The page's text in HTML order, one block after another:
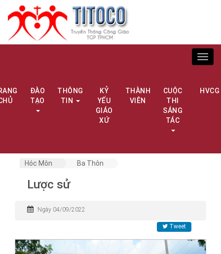
ĐÀO
TẠO
THÔNG
TIN
KỶ
YẾU
GIÁO
XỨ
THÀNH
VIÊN
CUỘC
THI
SÁNG
TÁC
HVCG
Hóc Môn Ba Thôn
Lược sử
Ngày 04/09/2022
Tweet